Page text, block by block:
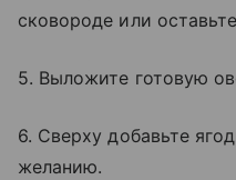
сковороде или
5. Выложите готовую
6. Сверху добавьте
желанию.